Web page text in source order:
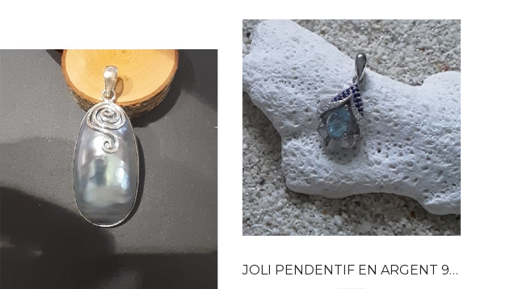
Dans mon panier
APERÇU RAPIDE
Dans mon panier
APERÇU RAPIDE
JOLI PENDENTIF EN ARGENT 925 ORNÉ D'UNE...